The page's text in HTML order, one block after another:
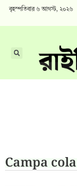
বৃহস্পতিবার ৬ আগস্ট, ২০২৬
Campa cola